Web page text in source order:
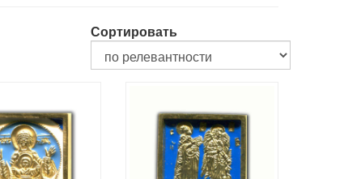
Сортировать